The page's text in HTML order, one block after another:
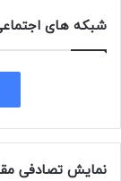
شبکه های
نمایش تصادفی